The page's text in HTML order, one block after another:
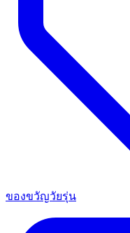
ของขวัญวัยรุ่น